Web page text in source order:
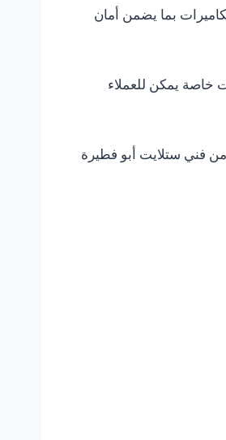
بما يضمن أمان
خاصة يمكن للعملاء
فني ستلايت أبو فطيرة